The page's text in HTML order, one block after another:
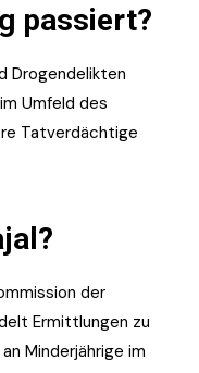
passiert?
Drogendelikten
Umfeld des
Tatverdächtige
der
Ermittlungen zu
Minderjährige im